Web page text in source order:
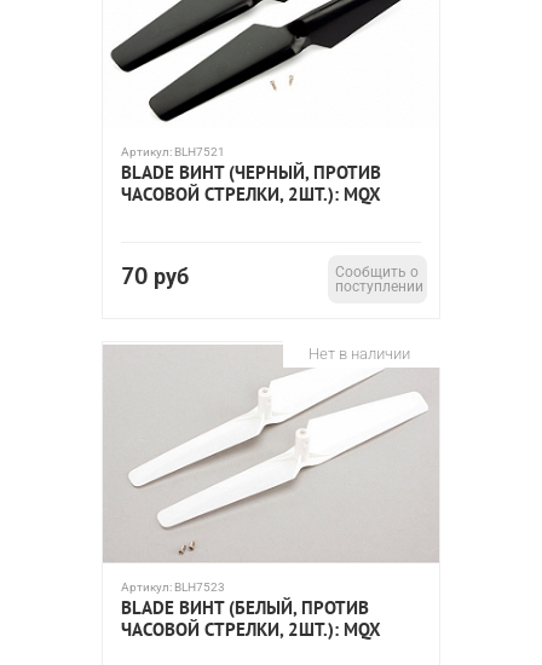
Артикул: BLH7521
BLADE ВИНТ (ЧЕРНЫЙ, ПРОТИВ
ЧАСОВОЙ СТРЕЛКИ, 2ШТ.): MQX
70 руб
Сообщить о
поступлении
Нет в наличии
Артикул: BLH7523
BLADE ВИНТ (БЕЛЫЙ, ПРОТИВ
ЧАСОВОЙ СТРЕЛКИ, 2ШТ.): MQX